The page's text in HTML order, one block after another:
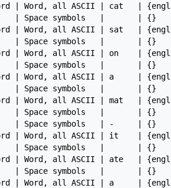
| Word, all ASCII | cat   |
| Space symbols   |       |
| Word, all ASCII | sat   |
| Space symbols   |       |
| Word, all ASCII | on    |
| Space symbols   |       |
| Word, all ASCII | a     |
| Space symbols   |       |
| Word, all ASCII | mat   |
| Space symbols   |       |
| Space symbols   | -     |
| Word, all ASCII | it    |
| Space symbols   |       |
| Word, all ASCII | ate   |
| Space symbols   |       |
| Word, all ASCII | a     |